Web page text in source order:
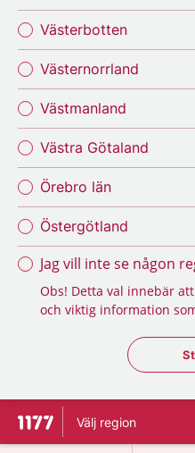
Västerbotten
Västernorrland
Västmanland
Västra Götaland
Örebro län
Östergötland
Jag vill inte se någon
Obs! Detta val innebär
och viktig information
Till startsidan för 1177
Välj region
på 1177.se